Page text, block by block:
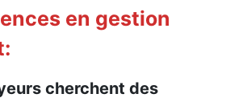
en gestion
cherchent des